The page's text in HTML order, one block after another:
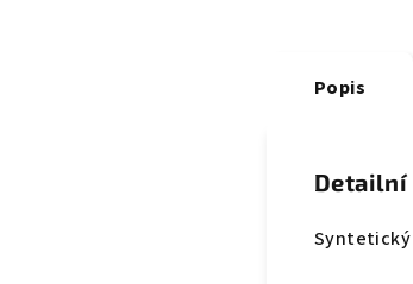
Popis
Detailní
Syntetický